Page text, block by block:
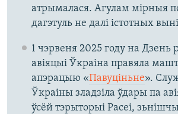
атрымалася. Агулам мірныя
дагэтуль не далі істотных
1 чэрвеня 2025 году на Дзень
авіяцыі Ўкраіна правяла
апэрацыю «Павуціньне».
Ўкраіны зладзіла ўдары па
ўсёй тэрыторыі Расеі,